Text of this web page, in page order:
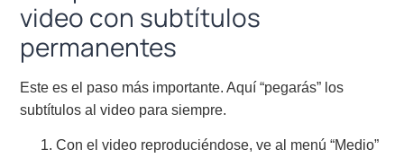
video con subtítulos
permanentes
Este es el paso más importante. Aquí “pegarás” los
subtítulos al video para siempre.
Con el video reproduciéndose, ve al menú “Medio”